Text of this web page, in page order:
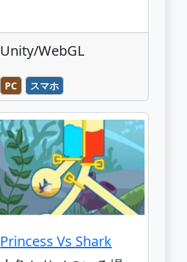
Unity/WebGL
PC スマホ
Princess Vs Shark